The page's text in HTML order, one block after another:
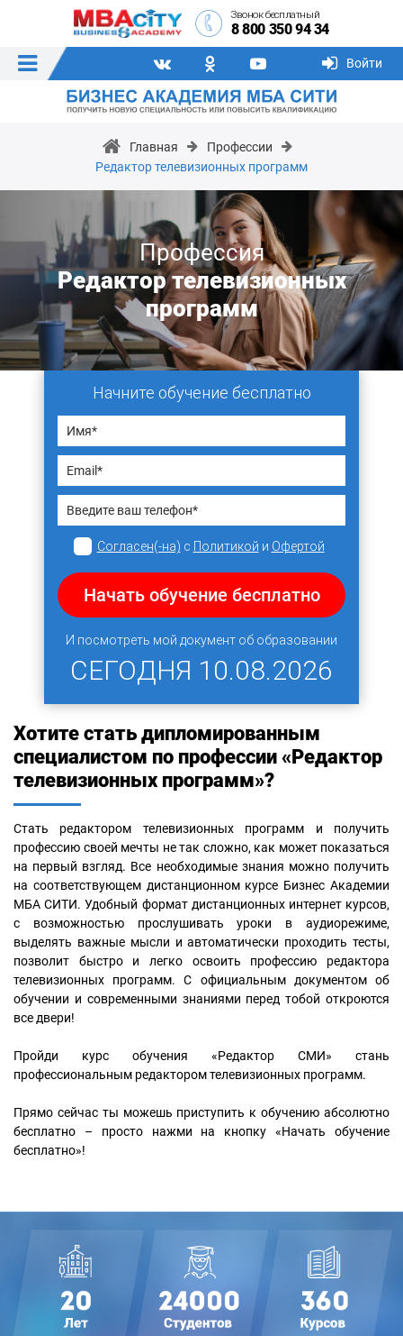
Звонок бесплатный
8 800 350 94 34
Войти
Главная
Профессии
Редактор телевизионных программ
Профессия
Редактор телевизионных
программ
Начните обучение бесплатно
Согласен(-на) с Политикой и Офертой
Начать обучение бесплатно
И посмотреть мой документ об образовании
СЕГОДНЯ 10.08.2026
Хотите стать дипломированным
специалистом по профессии «Редактор
телевизионных программ»?
Стать редактором телевизионных программ и получить
профессию своей мечты не так сложно, как может показаться
на первый взгляд. Все необходимые знания можно получить
на соответствующем дистанционном курсе Бизнес Академии
МБА СИТИ. Удобный формат дистанционных интернет курсов,
с возможностью прослушивать уроки в аудиорежиме,
выделять важные мысли и автоматически проходить тесты,
позволит быстро и легко освоить профессию редактора
телевизионных программ. С официальным документом об
обучении и современными знаниями перед тобой откроются
все двери!
Пройди курс обучения «Редактор СМИ» стань
профессиональным редактором телевизионных программ.
Прямо сейчас ты можешь приступить к обучению абсолютно
бесплатно – просто нажми на кнопку «Начать обучение
бесплатно»!